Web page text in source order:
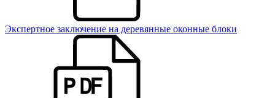
Экспертное заключение на деревянные оконные блоки